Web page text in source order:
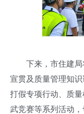
下来，市住建
宣贯及质量管理知
打假专项行动、质
武竞赛等系列活动